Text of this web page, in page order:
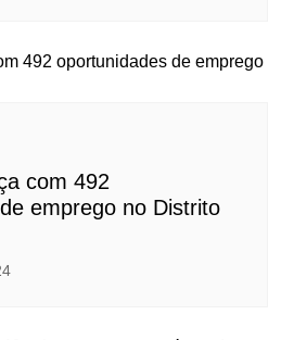
com 492
emprego no Distrito